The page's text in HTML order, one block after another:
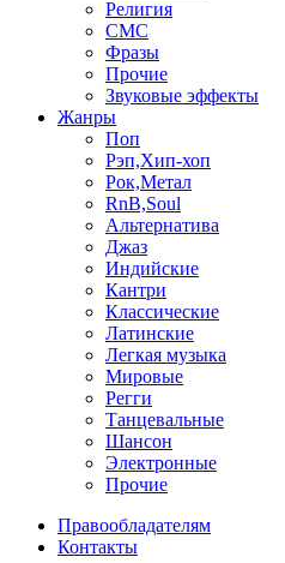
Религия
СМС
Фразы
Прочие
Звуковые эффекты
Жанры
Поп
Рэп,Хип-хоп
Рок,Метал
RnB,Soul
Альтернатива
Джаз
Индийские
Кантри
Классические
Латинские
Легкая музыка
Мировые
Регги
Танцевальные
Шансон
Электронные
Прочие
Правообладателям
Контакты